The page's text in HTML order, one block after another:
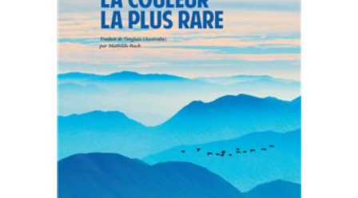
LIRE LA SUITE